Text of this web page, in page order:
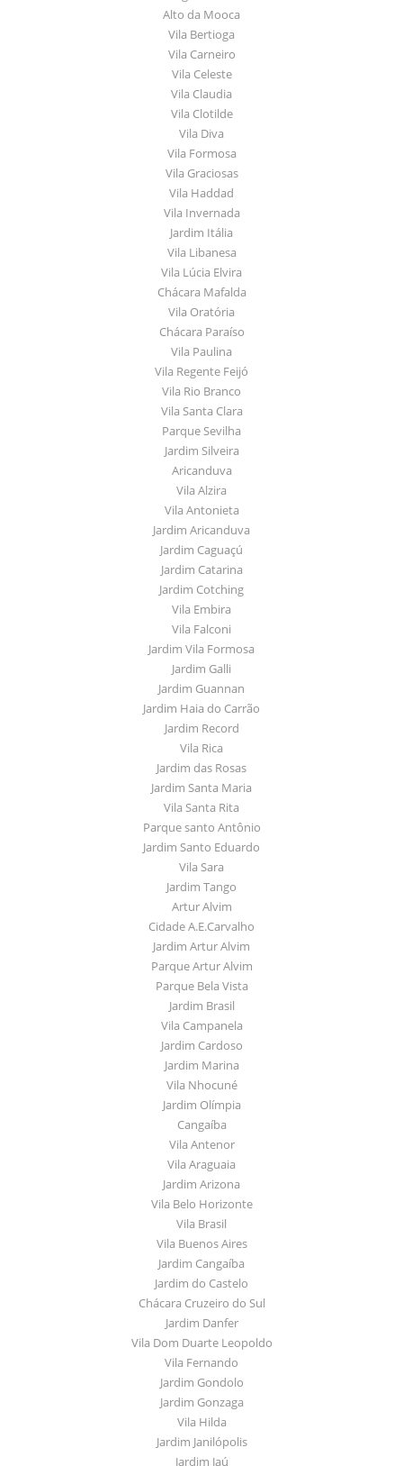
Alto da Mooca
Vila Bertioga
Vila Carneiro
Vila Celeste
Vila Claudia
Vila Clotilde
Vila Diva
Vila Formosa
Vila Graciosas
Vila Haddad
Vila Invernada
Jardim Itália
Vila Libanesa
Vila Lúcia Elvira
Chácara Mafalda
Vila Oratória
Chácara Paraíso
Vila Paulina
Vila Regente Feijó
Vila Rio Branco
Vila Santa Clara
Parque Sevilha
Jardim Silveira
Aricanduva
Vila Alzira
Vila Antonieta
Jardim Aricanduva
Jardim Caguaçú
Jardim Catarina
Jardim Cotching
Vila Embira
Vila Falconi
Jardim Vila Formosa
Jardim Galli
Jardim Guannan
Jardim Haia do Carrão
Jardim Record
Vila Rica
Jardim das Rosas
Jardim Santa Maria
Vila Santa Rita
Parque santo Antônio
Jardim Santo Eduardo
Vila Sara
Jardim Tango
Artur Alvim
Cidade A.E.Carvalho
Jardim Artur Alvim
Parque Artur Alvim
Parque Bela Vista
Jardim Brasil
Vila Campanela
Jardim Cardoso
Jardim Marina
Vila Nhocuné
Jardim Olímpia
Cangaíba
Vila Antenor
Vila Araguaia
Jardim Arizona
Vila Belo Horizonte
Vila Brasil
Vila Buenos Aires
Jardim Cangaíba
Jardim do Castelo
Chácara Cruzeiro do Sul
Jardim Danfer
Vila Dom Duarte Leopoldo
Vila Fernando
Jardim Gondolo
Jardim Gonzaga
Vila Hilda
Jardim Janilópolis
Jardim Jaú